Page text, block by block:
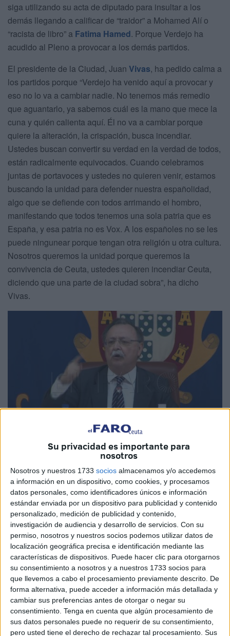
Su privacidad es importante para
nosotros
Nosotros y nuestros 1733 socios almacenamos y/o accedemos
a información en un dispositivo, como cookies, y procesamos
datos personales, como identificadores únicos e información
estándar enviada por un dispositivo para publicidad y contenido
personalizado, medición de publicidad y contenido,
investigación de audiencia y desarrollo de servicios. Con su
permiso, nosotros y nuestros socios podemos utilizar datos de
localización geográfica precisa e identificación mediante las
características de dispositivos. Puede hacer clic para otorgarnos
su consentimiento a nosotros y a nuestros 1733 socios para
que llevemos a cabo el procesamiento previamente descrito. De
forma alternativa, puede acceder a información más detallada y
cambiar sus preferencias antes de otorgar o negar su
consentimiento. Tenga en cuenta que algún procesamiento de
sus datos personales puede no requerir de su consentimiento,
pero usted tiene el derecho de rechazar tal procesamiento. Sus
siga utilizando su acta de diputado para insultar a los
demás llegando a calificar de “traidor” a Mohamed Alí o
“racista de libro” a Fatima Hamed. Porque Verdejo ha
acudido al Pleno a provocar a los demás partidos.
El presidente de la Ciudad, Juan Vivas, ha pedido calma a
los partidos porque “Verdejo ha venido aquí a provocar y
eso no lo va a cambiar nadie. No tenemos más remedio
que aguantarlo, ya sabemos cuál es la mano que mece la
cuna y quién calienta aquí. Él no va a cambiar porque
quiere la alteración, la crispación, busca incendiar.
Ustedes buscan convertir su verdad en la verdad de todos,
están radicalmente equivocados. Cuando celebramos
juntas de portavoces y ustedes no quieren venir, estamos
buscando la unidad para defender nuestra españolidad,
algo que se defiende con todos arrimando el hombro,
manifestando que todos tenemos una sola patria que es
España, y esa patria no es Vox. A los españoles no se les
puede ningunear porque tengan otra religión u otra cultura.
Nosotros queremos la unidad porque queremos la
convivencia de Ceuta, ustedes quieren incendiar Ceuta,
diciendo que una parte de la ciudad sobra”, ha dicho
Vivas.
“España es una España plural, diversa… Ceuta es España
y no es la Ceuta de la exclusión, la de la discriminación…”,
ha añadido, viéndose interrumpido continuamente por el
diputado Patxi Ruiz, que desde la bancada del público
acusaba a Vivas de ser el que discrimina a los demás, no
Vox. Mientras, el número uno de Vox-Ceuta, Juan Sergio
Redondo, calla y no interviene, a pesar de ser el cabeza
visible de esta formación.
Reconocimiento de Vivas a la visita del
presidente de España
Vivas ha dejado claro que en esta crisis provocada por el